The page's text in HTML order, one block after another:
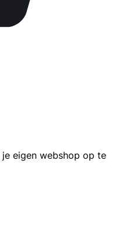
eigen webshop op te